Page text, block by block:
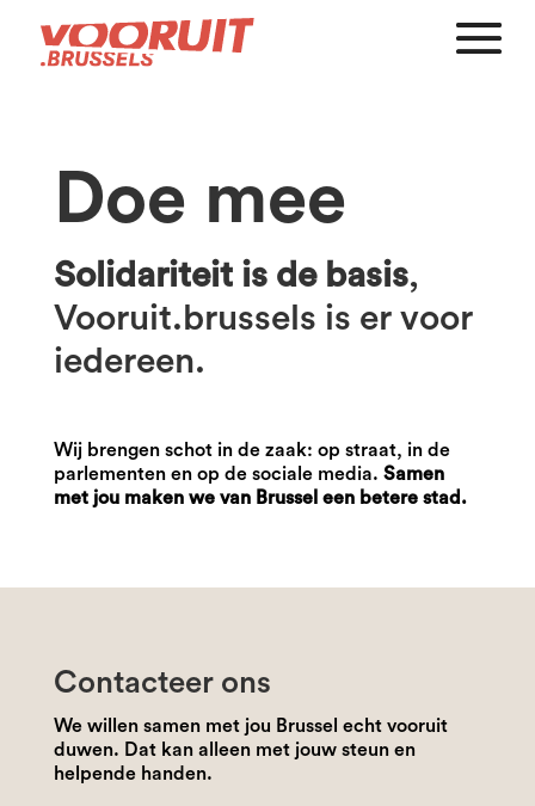
Doe mee
Solidariteit is de basis,
Vooruit.brussels is er voor
iedereen.
Wij brengen schot in de zaak: op straat, in de
parlementen en op de sociale media. Samen
met jou maken we van Brussel een betere stad.
Contacteer ons
We willen samen met jou Brussel echt vooruit
duwen. Dat kan alleen met jouw steun en
helpende handen.